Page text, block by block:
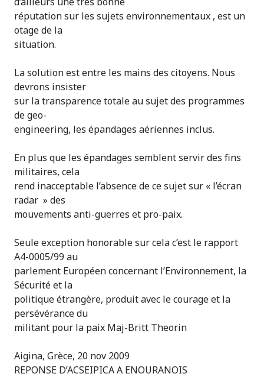
réputation sur les sujets environnementaux , est un
otage de la
situation.
La solution est entre les mains des citoyens. Nous
devrons insister
sur la transparence totale au sujet des programmes
de geo-
engineering, les épandages aériennes inclus.
En plus que les épandages semblent servir des fins
militaires, cela
rend inacceptable l’absence de ce sujet sur « l’écran
radar » des
mouvements anti-guerres et pro-paix.
Seule exception honorable sur cela c’est le rapport
A4-0005/99 au
parlement Européen concernant l’Environnement, la
Sécurité et la
politique étrangère, produit avec le courage et la
persévérance du
militant pour la paix Maj-Britt Theorin
Aigina, Grèce, 20 nov 2009
REPONSE D’ACSEIPICA A ENOURANOIS